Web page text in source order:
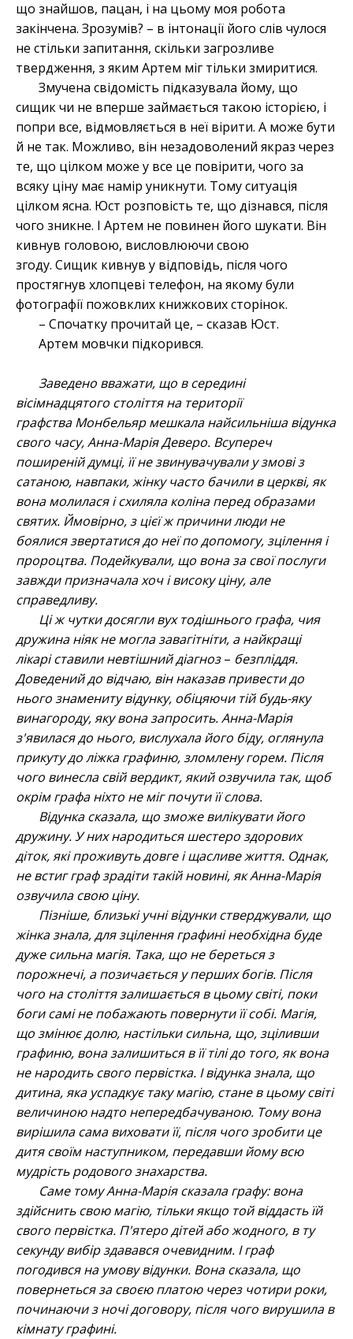
що знайшов, пацан, і на цьому моя робота
закінчена. Зрозумів? – в інтонації його слів чулося
не стільки запитання, скільки загрозливе
твердження, з яким Артем міг тільки змиритися.
Змучена свідомість підказувала йому, що
сищикчи не вперше займається такою історією, і
попри все, відмовляється в неї вірити. А може бути
й не так. Можливо, він незадоволений якраз через
те, що цілком може у все це повірити, чого за
всяку ціну має намір уникнути. Тому ситуація
цілком ясна. Юст розповість те, що дізнався, після
чого зникне. І Артем не повинен його шукати. Він
кивнув головою, висловлюючи свою
згоду. Сищик кивнув у відповідь, після чого
простягнув хлопцеві телефон, на якому були
фотографії пожовклих книжкових сторінок.
– Спочатку прочитай це, – сказав Юст.
Артем мовчки підкорився.
Заведено вважати, що в середині
вісімнадцятого століття на території
графства Монбельяр мешкала найсильніша відунка
свого часу, Анна-Марія Деверо. Всупереч
поширеній думці, її не звинувачували у змові з
сатаною, навпаки, жінку часто бачили в церкві, як
вона молилася і схиляла коліна перед образами
святих. Ймовірно, з цієї ж причини люди не
боялися звертатися до неї по допомогу, зцілення і
пророцтва. Подейкували, що вона за свої послуги
завжди призначала хоч і високу ціну, але
справедливу.
Ці ж чутки досягли вух тодішнього графа, чия
дружина ніяк не могла завагітніти, а найкращі
лікарі ставили невтішний діагноз– безпліддя.
Доведений до відчаю, він наказав привести до
нього знамениту відунку, обіцяючи тій будь-яку
винагороду, яку вона запросить. Анна-Марія
з'явилася до нього, вислухала його біду, оглянула
прикуту до ліжка графиню, зломлену горем. Після
чого винесла свій вердикт, який озвучила так, щоб
окрім графа ніхто не міг почути її слова.
Відунка сказала, що зможе вилікувати його
дружину. У них народиться шестеро здорових
діток, які проживуть довге і щасливе життя. Однак,
не встиг граф зрадіти такій новині, як Анна-Марія
озвучила свою ціну.
Пізніше, близькі учні відунки стверджували, що
жінка знала, для зцілення графині необхідна буде
дуже сильна магія. Така, що не береться з
порожнечі, а позичається у перших богів. Після
чого на століття залишається в цьому світі, поки
боги самі не побажають повернути її собі. Магія,
що змінює долю, настільки сильна, що, зціливши
графиню, вона залишиться в її тілі до того, як вона
не народить свого первістка. І відунка знала, що
дитина, яка успадкує таку магію, стане в цьому світі
величиною надто непередбачуваною. Тому вона
вирішила сама виховати її, після чого зробити це
дитя своїм наступником, передавши йому всю
мудрість родового знахарства.
Саме тому Анна-Марія сказала графу: вона
здійснить свою магію, тільки якщо той віддасть їй
свого первістка. П'ятеро дітей або жодного, в ту
секунду вибір здавався очевидним. І граф
погодився на умову відунки. Вона сказала, що
повернеться за своєю платою через чотири роки,
починаючи з ночі договору, після чого вирушила в
кімнату графині.